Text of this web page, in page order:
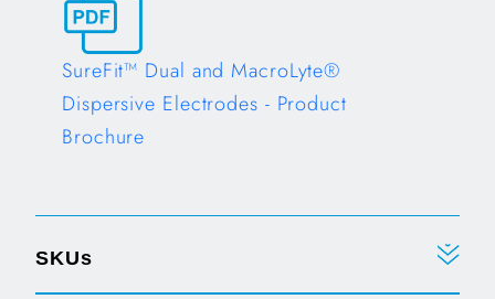
SureFit™ Dual and MacroLyte®
Dispersive Electrodes - Product
Brochure
SKUs